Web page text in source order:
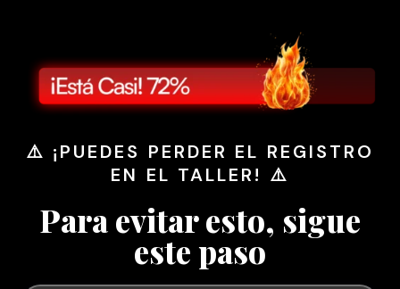
⚠️ ¡PUEDES PERDER EL REGISTRO
EN EL TALLER! ⚠️
Para evitar esto, sigue
este paso